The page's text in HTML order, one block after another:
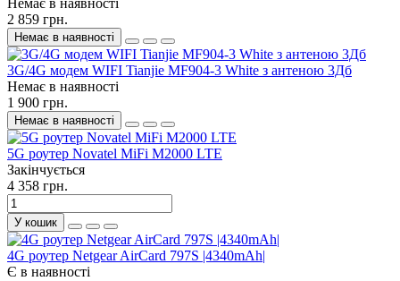
Немає в наявності
2 859 грн.
Немає в наявності
3G/4G модем WIFI Tianjie MF904-3 White з антеною 3Дб
Немає в наявності
1 900 грн.
Немає в наявності
5G роутер Novatel MiFi M2000 LTE
Закінчується
4 358 грн.
У кошик
4G роутер Netgear AirCard 797S |4340mAh|
Є в наявності